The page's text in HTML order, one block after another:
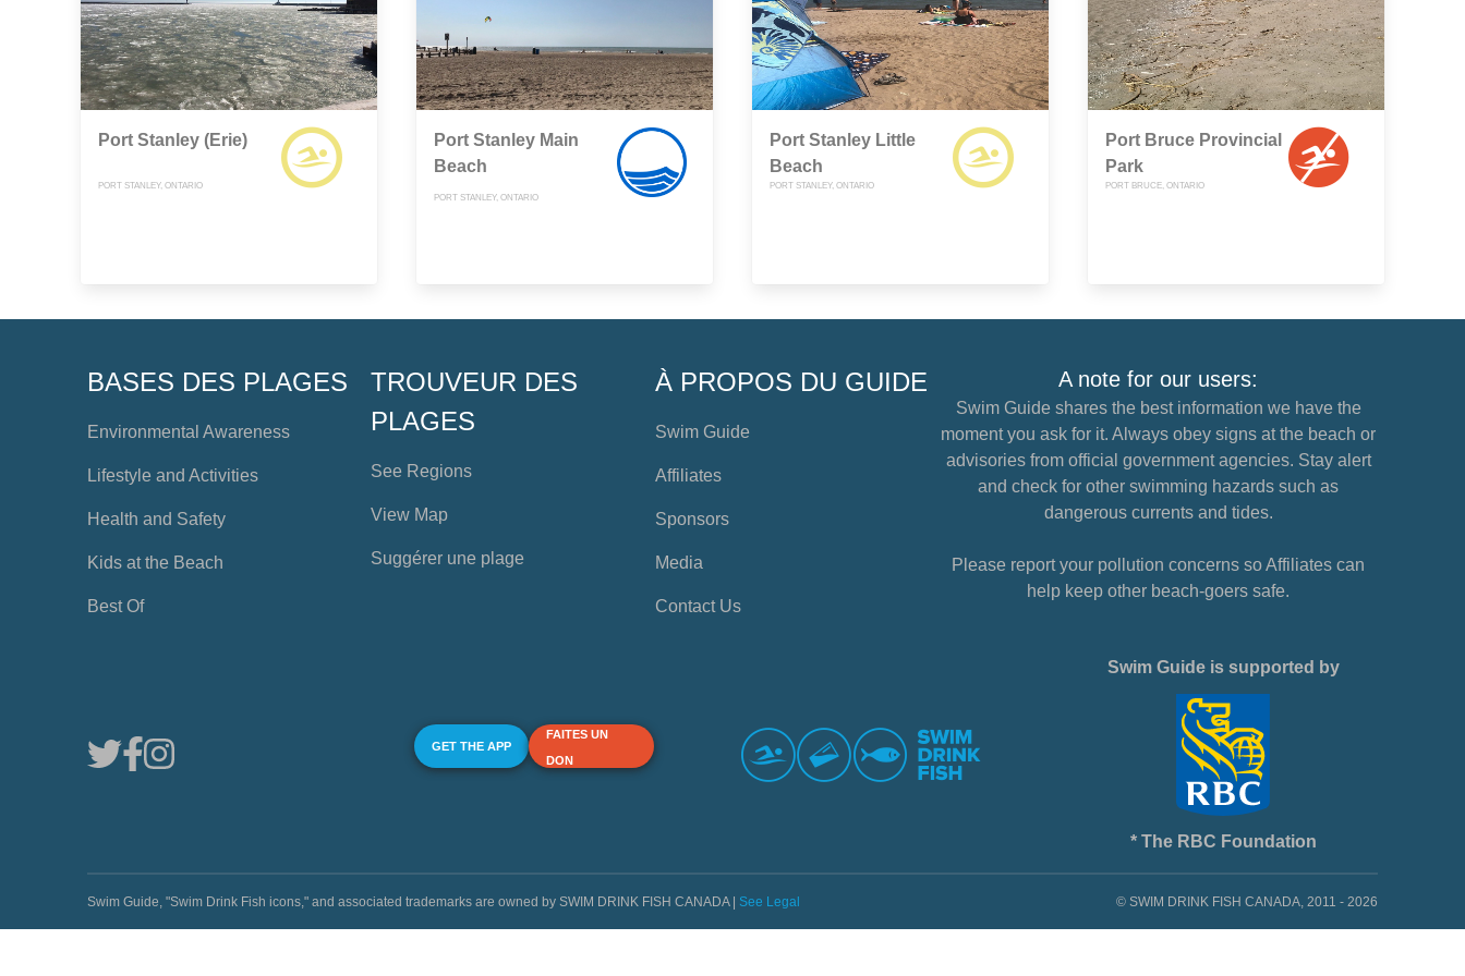
Port Stanley (Erie)
PORT STANLEY, ONTARIO
Port Stanley Main
Beach
PORT STANLEY, ONTARIO
Port Stanley Little
Beach
PORT STANLEY, ONTARIO
Port Bruce Provincial
Park
PORT BRUCE, ONTARIO
BASES DES PLAGES
Environmental Awareness
Lifestyle and Activities
Health and Safety
Kids at the Beach
Best Of
TROUVEUR DES
PLAGES
See Regions
View Map
Suggérer une plage
À PROPOS DU GUIDE
Swim Guide
Affiliates
Sponsors
Media
Contact Us
A note for our users:
Swim Guide shares the best information we have the
moment you ask for it. Always obey signs at the beach or
advisories from official government agencies. Stay alert
and check for other swimming hazards such as
dangerous currents and tides.
Please report your pollution concerns so Affiliates can
help keep other beach-goers safe.
GET THE APP
FAITES UN
DON
Swim Guide is supported by
* The RBC Foundation
Swim Guide, "Swim Drink Fish icons," and associated trademarks are owned by SWIM DRINK FISH CANADA | See Legal © SWIM DRINK FISH CANADA, 2011 - 2026